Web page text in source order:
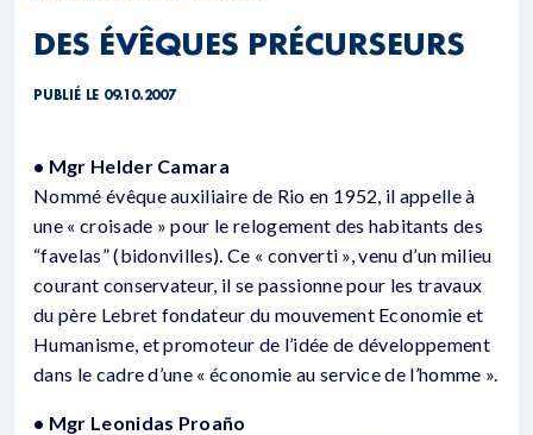
DES ÉVÊQUES PRÉCURSEURS
PUBLIÉ LE 09.10.2007
• Mgr Helder Camara
Nommé évêque auxiliaire de Rio en 1952, il appelle à
une « croisade » pour le relogement des habitants des
“favelas” (bidonvilles). Ce « converti », venu d’un milieu
courant conservateur, il se passionne pour les travaux
du père Lebret fondateur du mouvement Economie et
Humanisme, et promoteur de l’idée de développement
dans le cadre d’une « économie au service de l’homme ».
• Mgr Leonidas Proaño